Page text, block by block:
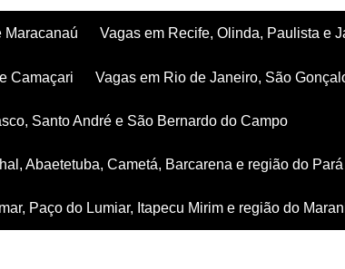
Maracanaú Vagas em Recife, Olinda, Paulista e
Camaçari Vagas em Rio de Janeiro, São
Santo André e São Bernardo do Campo
Abaetetuba, Cametá, Barcarena e região do
Paço do Lumiar, Itapecu Mirim e região do